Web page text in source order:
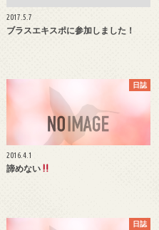
2017.5.7
ブラスエキスポに参加しました！
日誌
2016.4.1
諦めない
日誌